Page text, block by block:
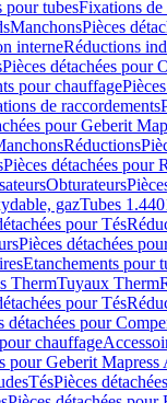
pour tubesFixations de
ManchonsPièces
interneRéductions
Pièces détachées pour
pour chauffage
de raccordements
pour Geberit
Réductions
Pièces détachées pour
Obturateurs
gazTubes
pour Tés
Pièces détachées
Etanchements pour
ThermTuyaux Therm
pour Tés
détachées pour
chauffage
pour Geberit
TésPièces